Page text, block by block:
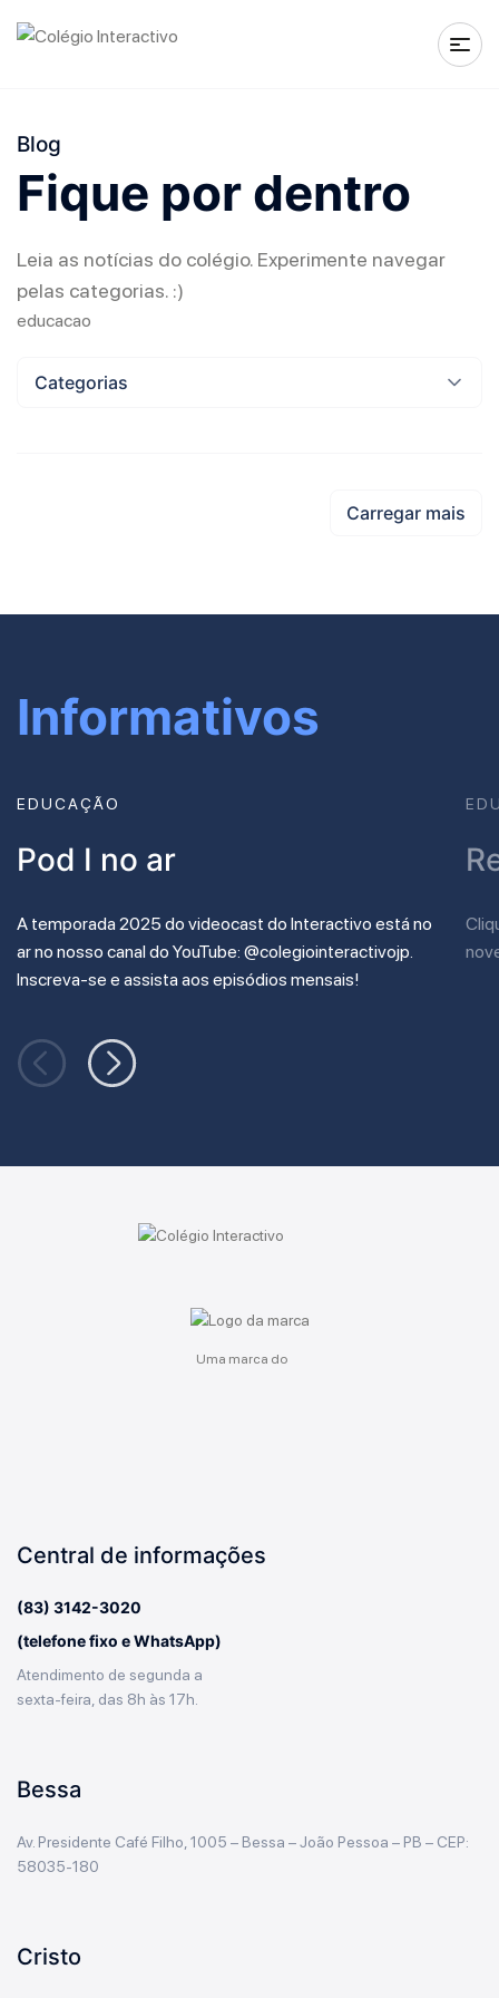
Blog
Fique por dentro
Leia as notícias do colégio. Experimente navegar
pelas categorias. :)
educacao
Categorias
Carregar mais
Informativos
EDUCAÇÃO
Pod I no ar
A temporada 2025 do videocast do Interactivo está no
ar no nosso canal do YouTube: @colegiointeractivojp.
Inscreva-se e assista aos episódios mensais!
Uma marca do
Central de informações
(83) 3142-3020
(telefone fixo e WhatsApp)
Atendimento de segunda a
sexta-feira, das 8h às 17h.
Bessa
Av. Presidente Café Filho, 1005 – Bessa – João Pessoa – PB – CEP:
58035-180
Cristo